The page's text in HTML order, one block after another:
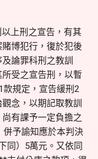
上刑之宣告，有其
博犯行，復於犯後
論罪科刑之教訓
受之宣告刑，以暫
規定，宣告緩刑2
念，以期記取教訓
有課予一定負擔之
併予諭知應於本判決
同）5萬元。又依同